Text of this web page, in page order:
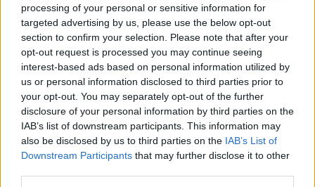
processing of your personal or sensitive information for
targeted advertising by us, please use the below opt-out
section to confirm your selection. Please note that after your
opt-out request is processed you may continue seeing
interest-based ads based on personal information utilized by
us or personal information disclosed to third parties prior to
your opt-out. You may separately opt-out of the further
disclosure of your personal information by third parties on the
IAB’s list of downstream participants. This information may
also be disclosed by us to third parties on the IAB’s List of
Downstream Participants that may further disclose it to other
ИСТОРИСКО ОБЕДИНУВАЊЕ НА
МАКЕДОНЦИТЕ ВО СРБИЈА:
ФОРМИРАН МАКЕДОНСКИОТ
НАЦИОНАЛЕН СОЈУЗ
Ахмети кажа што го мачи:
СЛУШАМ, САКААТ ДА СЕ СУДИ
ЗА ВОЕНИТЕ ЗЛОСТРОСТВА НА
УЧК...
УЛЦИЊ Е АЛБАНСКИ, ЌЕ ГО
ОСЛОБОДИМЕ- Скандалозна
објава на вицепремиерот на
Црна Гора
ТЕМПЕРАТУРАТА ВО СРЕДА ЌЕ
БИДЕ ЗА НА ЛЕКАР, а потоа...